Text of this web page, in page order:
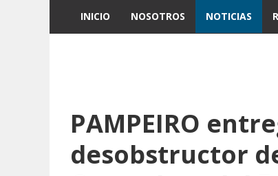
INICIO NOSOTROS NOTICIAS
PAMPEIRO
desobstructor